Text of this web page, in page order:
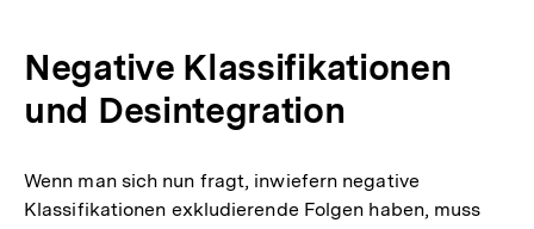
Negative Klassifikationen
und Desintegration
Wenn man sich nun fragt, inwiefern negative
Klassifikationen exkludierende Folgen haben, muss